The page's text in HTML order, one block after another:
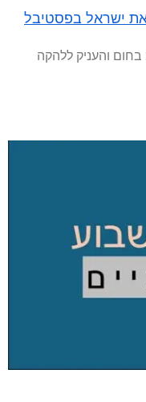
את ישראל בפסטיבל
בחום והעניק ללהקה